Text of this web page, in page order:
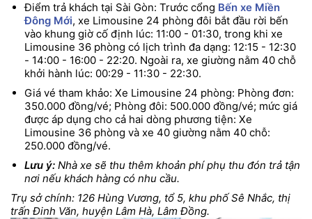
Điểm trả khách tại Sài Gòn: Trước cổng Bến xe Miền
Đông Mới, xe Limousine 24 phòng đôi bắt đầu rời bến
vào khung giờ cố định lúc: 11:00 - 01:30, trong khi xe
Limousine 36 phòng có lịch trình đa dạng: 12:15 - 12:30
- 14:00 - 16:00 - 22:20. Ngoài ra, xe giường nằm 40 chỗ
khởi hành lúc: 00:29 - 11:30 - 22:30.
Giá vé tham khảo: Xe Limousine 24 phòng: Phòng đơn:
350.000 đồng/vé; Phòng đôi: 500.000 đồng/vé; mức giá
được áp dụng cho cả hai dòng phương tiện: Xe
Limousine 36 phòng và xe 40 giường nằm 40 chỗ:
250.000 đồng/vé.
Lưu ý:Nhà xe sẽ thu thêm khoản phí phụ thu đón trả tận
nơi nếu khách hàng có nhu cầu.
Trụ sở chính: 126 Hùng Vương, tổ 5, khu phố Sê Nhắc, thị
trấn Đinh Văn, huyện Lâm Hà, Lâm Đồng.